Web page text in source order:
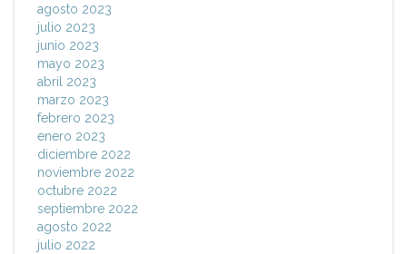
agosto 2023
julio 2023
junio 2023
mayo 2023
abril 2023
marzo 2023
febrero 2023
enero 2023
diciembre 2022
noviembre 2022
octubre 2022
septiembre 2022
agosto 2022
julio 2022